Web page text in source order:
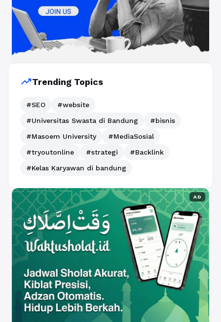
trending_upTrending Topics
#SEO
#website
#Universitas Swasta di Bandung
#bisnis
#Masoem University
#MediaSosial
#tryoutonline
#strategi
#Backlink
#Kelas Karyawan di bandung
AD